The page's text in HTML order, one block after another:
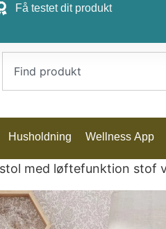
Få testet dit produkt
Husholdning Wellness App
med løftefunktion stof